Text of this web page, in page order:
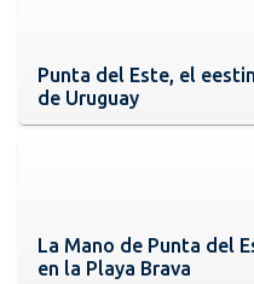
Punta del Este, el
de Uruguay
La Mano de Punta del
en la Playa Brava